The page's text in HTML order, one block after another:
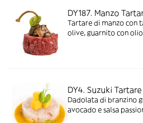
DY187. Manzo
Tartare di manzo con
olive, guarnito con
DY4. Suzuki Tartare
Dadolata di branzino
avocado e salsa